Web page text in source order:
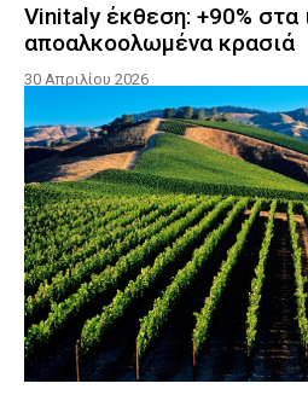
Vinitaly έκθεση: +90% στα
αποαλκοολωμένα κρασιά
30 Απριλίου 2026